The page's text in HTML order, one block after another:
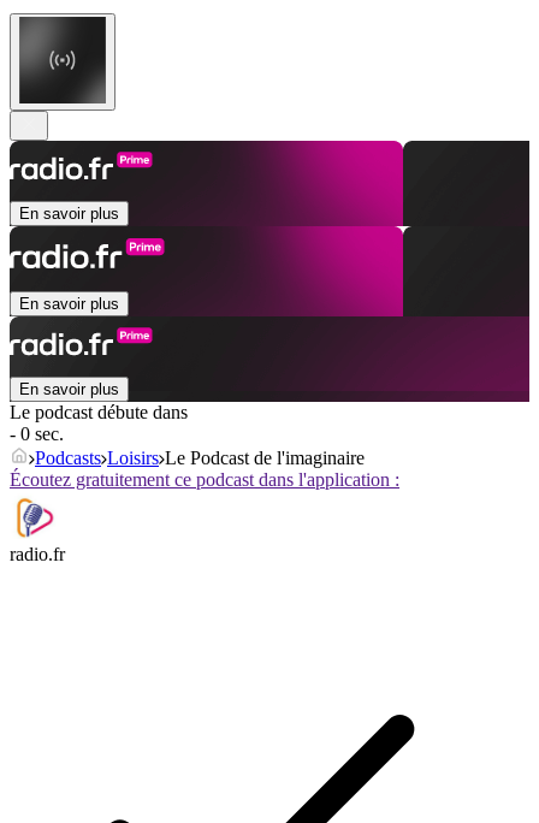
En savoir plus
En savoir plus
En savoir plus
Le podcast débute dans
- 0 sec.
Podcasts Loisirs Le Podcast de l'imaginaire
Écoutez gratuitement ce podcast dans l'application :
radio.fr